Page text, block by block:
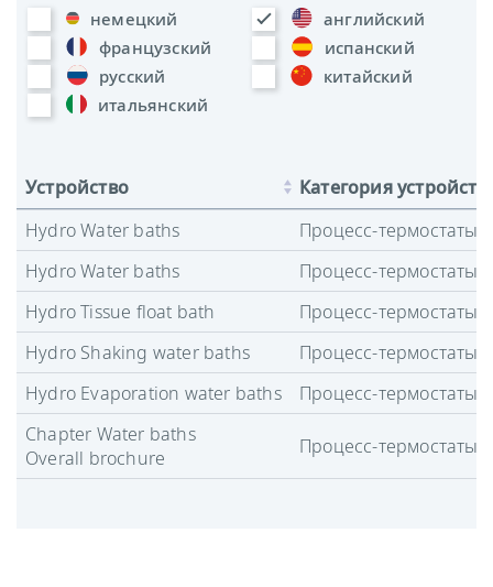
немецкий
английский
французский
испанский
русский
китайский
итальянский
Устройство
Категория
Hydro Water baths
Процесс-термостаты
Hydro Water baths
Процесс-термостаты
Hydro Tissue float bath
Процесс-термостаты
Hydro Shaking water baths
Процесс-термостаты
Hydro Evaporation water baths
Процесс-термостаты
Chapter Water baths
Overall brochure
Процесс-термостаты